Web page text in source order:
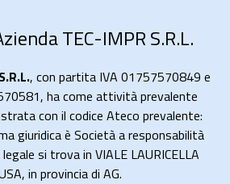
TEC-IMPR S.R.L.
, con partita IVA 01757570849 e
ha come attività prevalente
con il codice Ateco prevalente:
giuridica è Società a responsabilità
si trova in VIALE LAURICELLA
in provincia di AG.